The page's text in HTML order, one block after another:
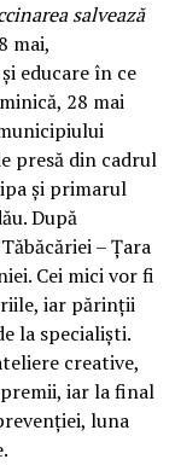
salvează
mai,
educare în ce
28 mai
presă din cadrul
și primarul
După
– Țara
Cei mici vor fi
iar părinții
la specialiști.
creative,
iar la final
luna